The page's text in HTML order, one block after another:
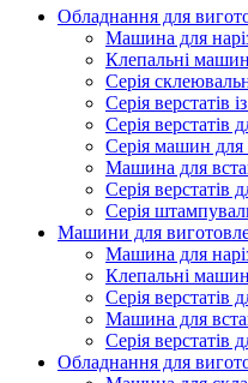
Обладнання для
Машина для
Клепальні
Серія
Серія верстатів
Серія верстатів
Серія машин для
Машина для
Серія верстатів
Серія
Машини для
Машина для
Клепальні
Серія верстатів
Машина для
Серія верстатів
Обладнання для